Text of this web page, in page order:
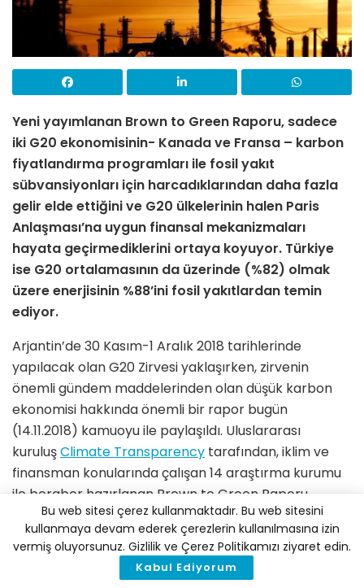
Yeni yayımlanan Brown to Green Raporu, sadece
iki G20 ekonomisinin- Kanada ve Fransa – karbon
fiyatlandırma programları ile fosil yakıt
sübvansiyonları için harcadıklarından daha fazla
gelir elde ettiğini ve G20 ülkelerinin halen Paris
Anlaşması’na uygun finansal mekanizmaları
hayata geçirmediklerini ortaya koyuyor. Türkiye
ise G20 ortalamasının da üzerinde (%82) olmak
üzere enerjisinin %88’ini fosil yakıtlardan temin
ediyor.
Arjantin’de 30 Kasım-1 Aralık 2018 tarihlerinde
yapılacak olan G20 Zirvesi yaklaşırken, zirvenin
önemli gündem maddelerinden olan düşük karbon
ekonomisi hakkında önemli bir rapor bugün
(14.11.2018) kamuoyu ile paylaşıldı. Uluslararası
kuruluşClimate Transparency tarafından, iklim ve
finansman konularında çalışan 14 araştırma kurumu
ile beraber hazırlanan Brown to Green Raporu,
Türkiye dahil tüm G20 ülkelerini 80 farklı kriter
üzerinden değerlendiriyor. Ülke puanlamaları
yaparak, bu alandaki liderleri ve geride kalanları
Bu web sitesi çerez kullanmaktadır. Bu web sitesini
kullanmaya devam ederek çerezlerin kullanılmasına izin
vermiş oluyorsunuz. Gizlilik ve Çerez Politikamızı ziyaret edin.
Kabul Ediyorum